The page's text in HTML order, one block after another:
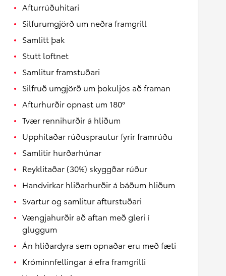
Afturrúðuhitari
Silfurumgjörð um neðra framgrill
Samlitt þak
Stutt loftnet
Samlitur framstuðari
Silfruð umgjörð um þokuljós að framan
Afturhurðir opnast um 180°
Tvær rennihurðir á hliðum
Upphitaðar rúðusprautur fyrir framrúðu
Samlitir hurðarhúnar
Reyklitaðar (30%) skyggðar rúður
Handvirkar hliðarhurðir á báðum hliðum
Svartur og samlitur afturstuðari
Vængjahurðir að aftan með gleri í
gluggum
Án hliðardyra sem opnaðar eru með fæti
Króminnfellingar á efra framgrilli